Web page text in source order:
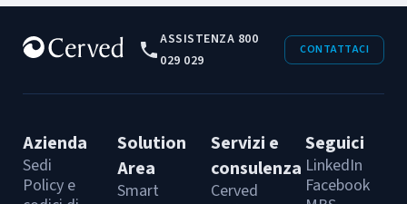
ASSISTENZA 800
029 029
CONTATTACI
Azienda
Sedi
Policy e
Solution
Area
Smart
Servizi e
consulenza
Cerved
Seguici
LinkedIn
Facebook